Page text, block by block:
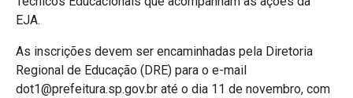
EJA.
As inscrições devem ser encaminhadas pela Diretoria
Regional de Educação (DRE) para o e-mail
dot1@prefeitura.sp.gov.br até o dia 11 de novembro, com